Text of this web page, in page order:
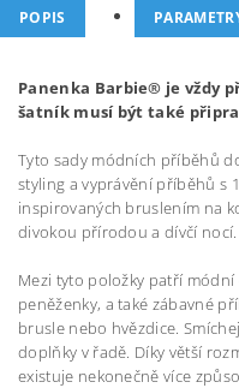
POPIS
Panenka Barbie® je vždy
šatník musí být také
Tyto sady módních příběhů
styling a vyprávění příběhů s
inspirovaných bruslením na
divokou přírodou a dívčí nocí.
Mezi tyto položky patří
peněženky, a také zábavné
brusle nebo hvězdice.
doplňky v řadě. Díky větší
existuje nekonečně více